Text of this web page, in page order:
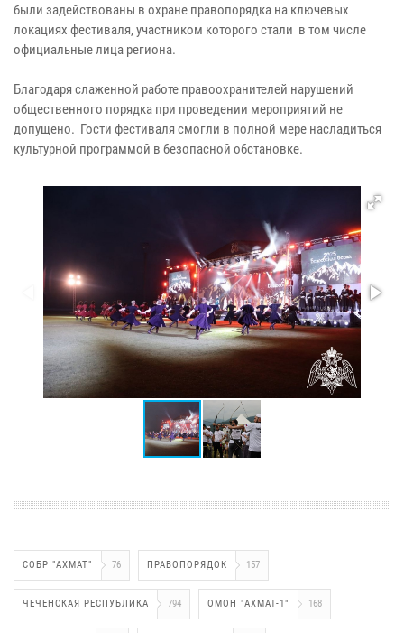
были задействованы в охране правопорядка на ключевых
локациях фестиваля, участником которого стали в том числе
официальные лица региона.
Благодаря слаженной работе правоохранителей нарушений
общественного порядка при проведении мероприятий не
допущено. Гости фестиваля смогли в полной мере насладиться
культурной программой в безопасной обстановке.
СОБР "АХМАТ" 76 ПРАВОПОРЯДОК 157
ЧЕЧЕНСКАЯ РЕСПУБЛИКА 794 ОМОН "АХМАТ-1" 168